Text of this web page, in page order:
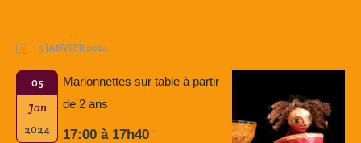
5 JANVIER 2024
05
Jan
2024
Marionnettes sur table à partir
de 2 ans
17:00 à 17h40